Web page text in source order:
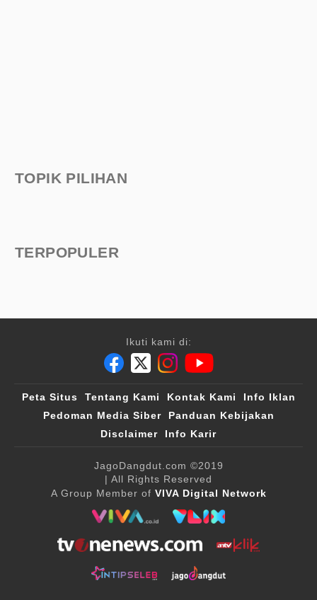
TOPIK PILIHAN
TERPOPULER
Ikuti kami di:
Peta Situs Tentang Kami Kontak Kami
Info Iklan
Pedoman Media Siber
Panduan Kebijakan
Disclaimer
Info Karir
JagoDangdut.com ©2019
| All Rights Reserved
A Group Member of VIVA Digital Network